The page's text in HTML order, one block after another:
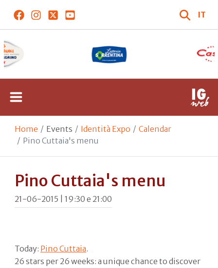
IT
Home Events Identità Expo
Calendar
Pino Cuttaia's menu
Pino Cuttaia's menu
21-06-2015 | 19:30 e 21:00
Today: Pino Cuttaia.
26 stars per 26 weeks: a unique chance to discover